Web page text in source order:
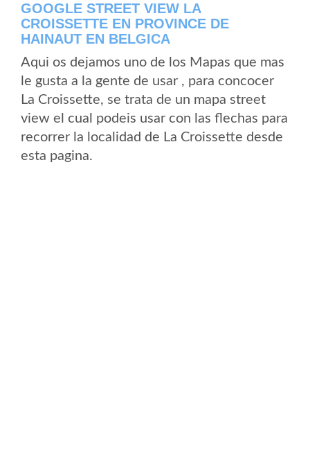
GOOGLE STREET VIEW LA
CROISSETTE EN PROVINCE DE
HAINAUT EN BELGICA
Aqui os dejamos uno de los Mapas que mas
le gusta a la gente de usar , para concocer
La Croissette, se trata de un mapa street
view el cual podeis usar con las flechas para
recorrer la localidad de La Croissette desde
esta pagina.